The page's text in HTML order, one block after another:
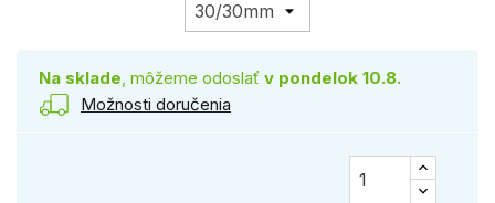
Na sklade, môžeme odoslať v pondelok 10.8.
Možnosti doručenia